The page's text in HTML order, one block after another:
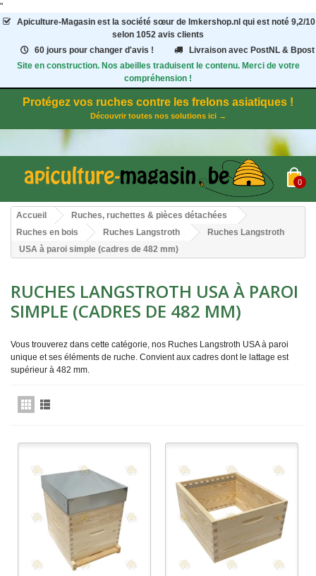
"
Apiculture-Magasinest la société sœur de Imkershop.nl qui est noté 9,2/10
selon 1052 avis clients
60 jours pour changer d'avis !
Livraison avec PostNL & Bpost
Site en construction. Nos abeilles traduisent le contenu. Merci de votre
compréhension !
Protégez vos ruches contre les frelons asiatiques !
Découvrir toutes nos solutions ici →
0
Accueil
Ruches, ruchettes & pièces détachées
Ruches en bois
Ruches Langstroth
Ruches Langstroth
USA à paroi simple (cadres de 482 mm)
RUCHES LANGSTROTH USA À PAROI
SIMPLE (CADRES DE 482 MM)
Vous trouverez dans cette catégorie, nos Ruches Langstroth USA à paroi
unique et ses éléments de ruche. Convient aux cadres dont le lattage est
supérieur à 482 mm.